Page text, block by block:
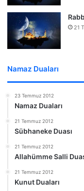
21
Namaz Duaları
23 Temmuz 2012
Namaz Duaları
21 Temmuz 2012
Sübhaneke Duası
21 Temmuz 2012
Allahümme Salli
21 Temmuz 2012
Kunut Duaları